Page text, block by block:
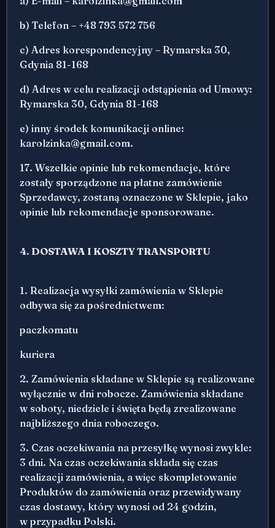
b) Telefon – +48 793 572 756
c) Adres korespondencyjny – Rymarska 30,
Gdynia 81-168
d) Adres w celu realizacji odstąpienia od Umowy:
Rymarska 30, Gdynia 81-168
e) inny środek komunikacji online:
karolzinka@gmail.com.
17. Wszelkie opinie lub rekomendacje, które
zostały sporządzone na płatne zamówienie
Sprzedawcy, zostaną oznaczone w Sklepie, jako
opinie lub rekomendacje sponsorowane.
4. DOSTAWA I KOSZTY TRANSPORTU
1. Realizacja wysyłki zamówienia w Sklepie
odbywa się za pośrednictwem:
paczkomatu
kuriera
2. Zamówienia składane w Sklepie są realizowane
wyłącznie w dni robocze. Zamówienia składane
w soboty, niedziele i święta będą zrealizowane
najbliższego dnia roboczego.
3. Czas oczekiwania na przesyłkę wynosi zwykle:
3 dni. Na czas oczekiwania składa się czas
realizacji zamówienia, a więc skompletowanie
Produktów do zamówienia oraz przewidywany
czas dostawy, który wynosi od 24 godzin,
w przypadku Polski.